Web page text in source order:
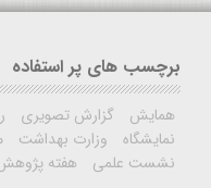
برچسب های پر استفاده
همایش گزارش تصویری
نمایشگاه
وزارت بهداشت
نشست علمی
هفته